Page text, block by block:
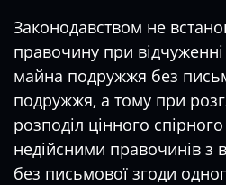
Законодавством не
правочину при
майна подружжя без
подружжя, а тому при
розподіл цінного
недійсними правочинів з
без письмової згоди